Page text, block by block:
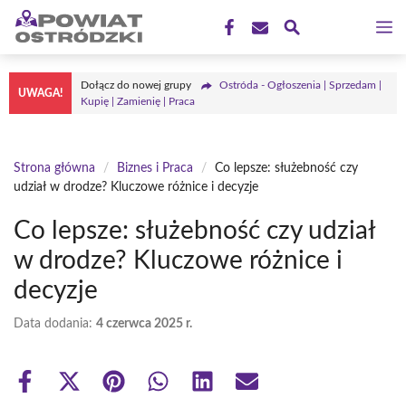
Przejdź
treści
UWAGA!
Dołącz do nowej grupy
Ostróda - Ogłoszenia | Sprzedam |
Kupię | Zamienię | Praca
Strona główna / Biznes i Praca /
Co lepsze: służebność czy
udział w drodze? Kluczowe różnice i decyzje
Co lepsze: służebność czy udział
w drodze? Kluczowe różnice i
decyzje
Data dodania: 4 czerwca 2025 r.
Share
Share Share Share Share Share